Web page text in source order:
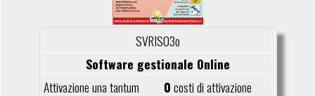
SVRIS03o
Software gestionale Online
0costi di attivazione